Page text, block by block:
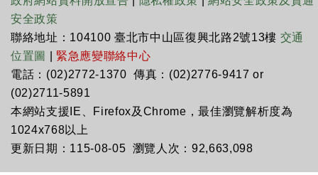
安全政策
聯絡地址：104100 臺北市中山區復興北路2號13樓 交通
位置圖
緊急應變聯絡中心
電話：(02)2772-1370 傳真：(02)2776-9417 or
(02)2711-5891
本網站支援IE、Firefox及Chrome，最佳瀏覽解析度為
1024x768以上
更新日期：115-08-05 瀏覽人次：92,663,098